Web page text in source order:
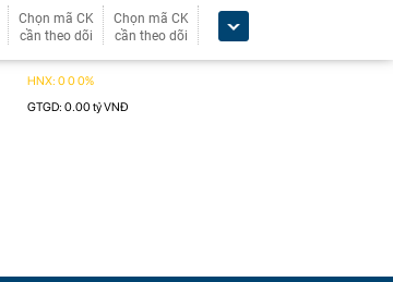
Chọn mã CK
cần theo dõi
Chọn mã CK
cần theo dõi